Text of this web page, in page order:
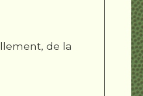
de la